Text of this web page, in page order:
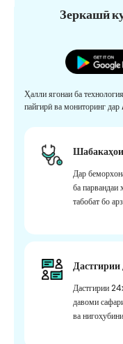
Зеркашӣ
Ҳалли ягонаи ба
пайгирӣ ва мониторинг
Шабакаҳои
Дар
ба парвандаи
табобат бо
Дастгирии
давоми
ва